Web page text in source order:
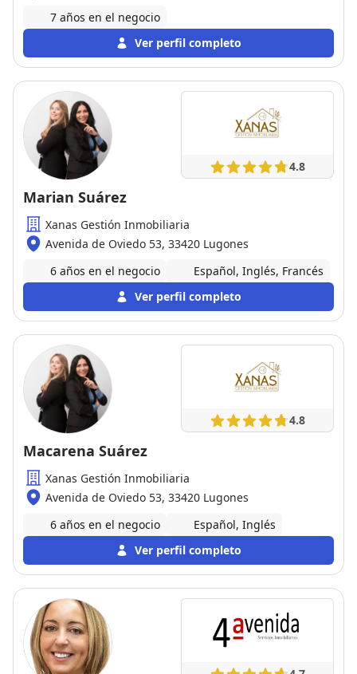
7 años en el negocio
Ver perfil completo
4.8
Marian Suárez
Xanas Gestión Inmobiliaria
Avenida de Oviedo 53, 33420 Lugones
6 años en el negocio
Español, Inglés, Francés
Ver perfil completo
4.8
Macarena Suárez
Xanas Gestión Inmobiliaria
Avenida de Oviedo 53, 33420 Lugones
6 años en el negocio
Español, Inglés
Ver perfil completo